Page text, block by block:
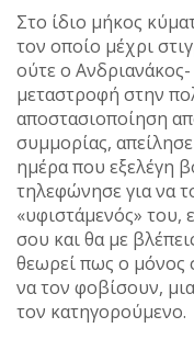
Στο ίδιο μήκος
τον οποίο μέχρι
ούτε ο Ανδριανάκος-
μεταστροφή στην
αποστασιοποίηση
συμμορίας,
ημέρα που εξελέγη
τηλεφώνησε για να
«υφιστάμενός»
σου και θα με
θεωρεί πως ο μόνος
να τον φοβίσουν,
τον κατηγορούμενο.